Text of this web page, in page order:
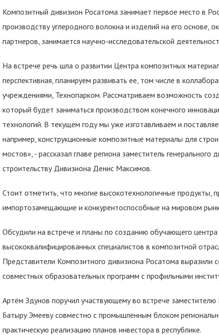
Композитный дивизион Росатома занимает первое место в
производству углеродного волокна и изделий на его основе,
партнеров, занимается научно-исследовательской
На встрече речь шла о развитии Центра композитных
перспективная, планируем развивать ее, том числе в
учреждениями, Технопарком. Рассматриваем возможность
который будет заниматься производством конечного
технологий. В текущем году мы уже изготавливаем и
например, конструкционные композитные материалы для
мостов», - рассказал главе региона заместитель
строительству Дивизиона Денис Максимов.
Стоит отметить, что многие высокотехнологичные продукты,
импортозамещающие и конкурентоспособные на мировом
Обсудили на встрече и планы по созданию обучающего
высококвалифицированных специалистов в композитной
Представители Композитного дивизиона Росатома выразили
совместных образовательных программ с профильными
Артём Здунов поручил участвующему во встрече
Батыру Эмееву совместно с промышленным блоком
практическую реализацию планов инвестора в республике.